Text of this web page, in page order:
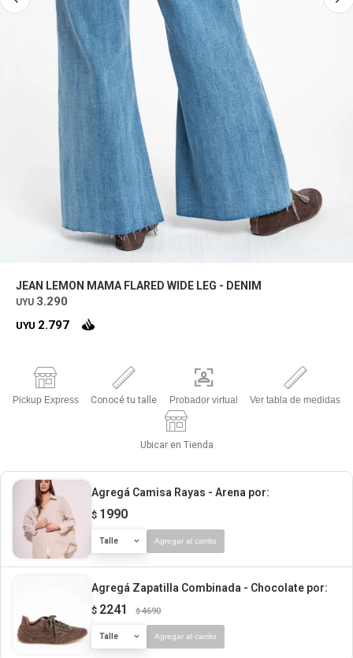
JEAN LEMON MAMA FLARED WIDE LEG - DENIM
UYU 3.290
UYU 2.797
Pickup Express Conocé tu talle Probador virtual Ver tabla de medidas
Ubicar en Tienda
Agregá Camisa Rayas - Arena por:
$ 1990
Talle Agregar al carrito
Agregá Zapatilla Combinada - Chocolate por:
$ 2241 $ 4690
Talle Agregar al carrito